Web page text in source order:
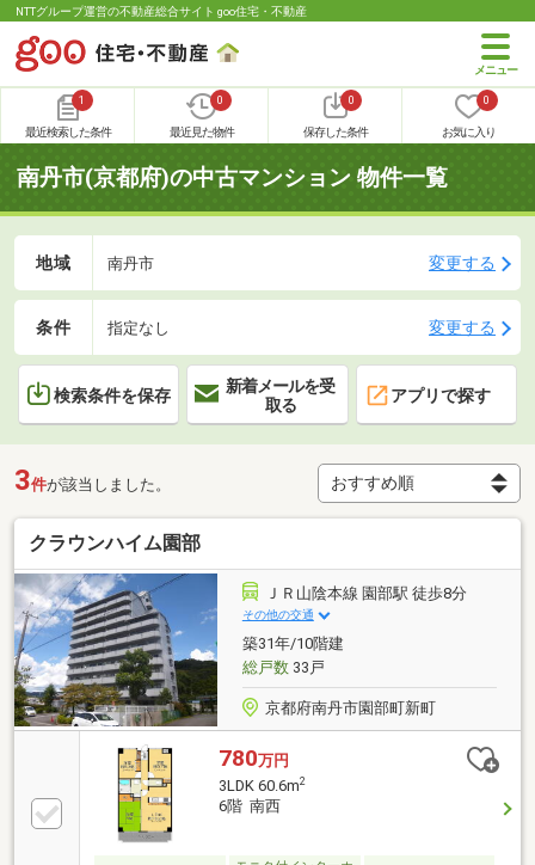
NTTグループ運営の不動産総合サイト goo住宅・不動産
1
最近検索した条件
0
最近見た物件
0
保存した条件
0
お気に入り
南丹市(京都府)の中古マンション 物件一覧
地域 南丹市 変更する
条件 指定なし 変更する
検索条件を保存
新着メールを受
取る
アプリで探す
3件が該当しました。
クラウンハイム園部
ＪＲ山陰本線 園部駅 徒歩8分
その他の交通
築31年/10階建
総戸数33戸
京都府南丹市園部町新町
780万円
3LDK 60.6m2
6階 南西